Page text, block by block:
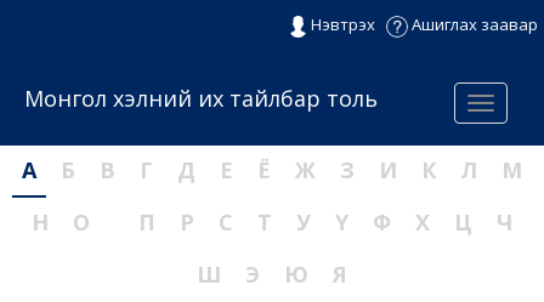
Нэвтрэх Ашиглах заавар
Menu
Монгол хэлний их тайлбар толь
А Б В Г Д Е Ё Ж З И К Л
М
Н
О П Р С Т У Ү Ф Х Ц
Ч
Ш
Э Ю Я